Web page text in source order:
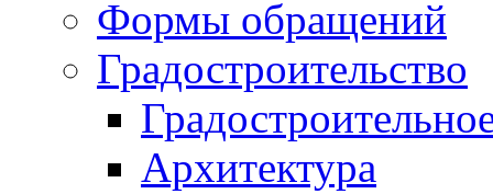
Формы обращений
Градостроительство
Архитектура